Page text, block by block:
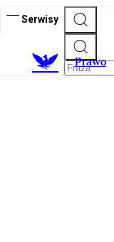
Serwisy
Prawo